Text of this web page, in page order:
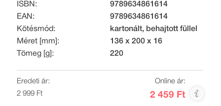
ISBN:
9789634861614
EAN:
9789634861614
Kötésmód:
kartonált, behajtott füllel
Méret [mm]:
136 x 200 x 16
Tömeg [g]:
220
Eredeti ár:
2 999 Ft
Online ár:
2 459 Ft